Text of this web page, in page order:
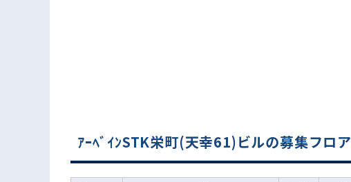
ｱｰﾍﾞｲﾝSTK栄町(天幸61)ビルの募集フロア